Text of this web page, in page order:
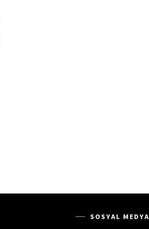
SOSYAL MEDYA